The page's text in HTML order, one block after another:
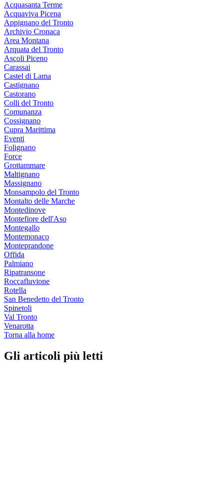
Acquasanta Terme
Acquaviva Picena
Appignano del Tronto
Archivio Cronaca
Area Montana
Arquata del Tronto
Ascoli Piceno
Carassai
Castel di Lama
Castignano
Castorano
Colli del Tronto
Comunanza
Cossignano
Cupra Marittima
Eventi
Folignano
Force
Grottammare
Maltignano
Massignano
Monsampolo del Tronto
Montalto delle Marche
Montedinove
Montefiore dell'Aso
Montegallo
Montemonaco
Monteprandone
Offida
Palmiano
Ripatransone
Roccafluvione
Rotella
San Benedetto del Tronto
Spinetoli
Val Tronto
Venarotta
Torna alla home
Gli articoli più letti